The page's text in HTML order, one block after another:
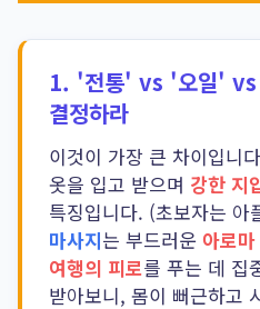
1. '전통' vs '오일' vs
결정하라
이것이 가장 큰 차이입니
옷을 입고 받으며 강한 지
특징입니다. (초보자는 아
마사지는 부드러운 아로
여행의 피로를 푸는 데 집
받아보니, 몸이 뻐근하고